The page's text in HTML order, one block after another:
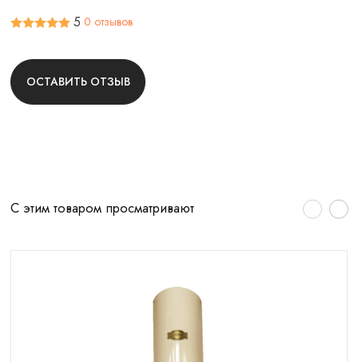
5 0 отзывов
ОСТАВИТЬ ОТЗЫВ
С этим товаром просматривают